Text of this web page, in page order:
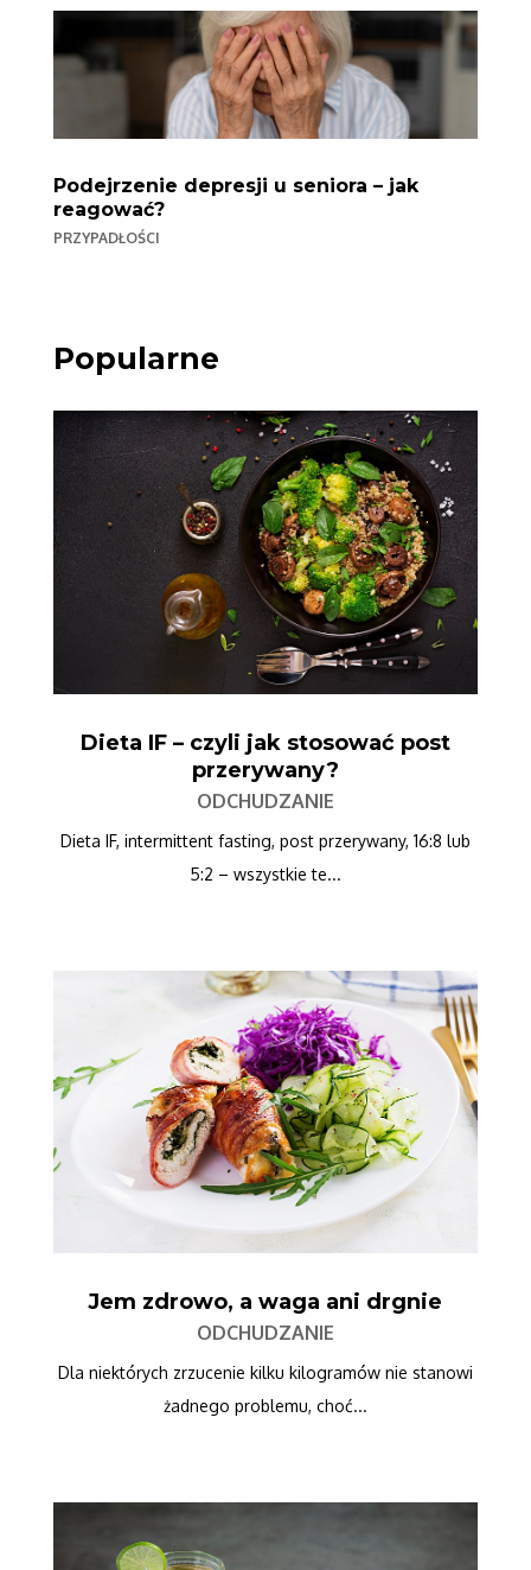
Podejrzenie depresji u seniora – jak
reagować?
PRZYPADŁOŚCI
Popularne
Dieta IF – czyli jak stosować post
przerywany?
ODCHUDZANIE
Dieta IF, intermittent fasting, post przerywany, 16:8 lub
5:2 – wszystkie te...
Jem zdrowo, a waga ani drgnie
ODCHUDZANIE
Dla niektórych zrzucenie kilku kilogramów nie stanowi
żadnego problemu, choć...